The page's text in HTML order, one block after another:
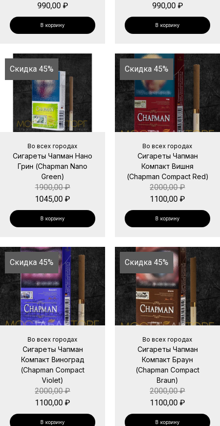
990,00 ₽
В корзину
990,00 ₽
В корзину
Скидка 45%
Во всех городах
Сигареты Чапман Нано
Грин (Chapman Nano
Green)
1900,00₽
1045,00 ₽
В корзину
Скидка 45%
Во всех городах
Сигареты Чапман
Компакт Вишня
(Chapman Compact Red)
2000,00₽
1100,00 ₽
В корзину
Скидка 45%
Во всех городах
Сигареты Чапман
Компакт Виноград
(Chapman Compact
Violet)
2000,00₽
1100,00 ₽
В корзину
Скидка 45%
Во всех городах
Сигареты Чапман
Компакт Браун
(Chapman Compact
Braun)
2000,00₽
1100,00 ₽
В корзину